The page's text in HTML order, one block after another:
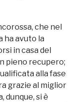
che nel
ha avuto la
in casa del
pieno recupero;
alla fase
grazie al miglior
dunque, si è